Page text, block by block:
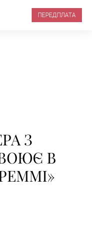
ПЕРЕДПЛАТА
З
В